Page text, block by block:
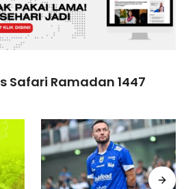
Safari Ramadan 1447